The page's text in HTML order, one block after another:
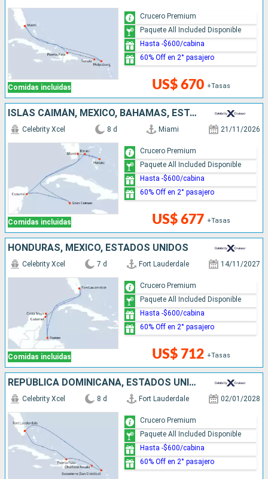
Comidas incluidas US$ 670 +Tasas
Crucero Premium
Paquete All Included Disponible
Hasta -$600/cabina
60% Off en 2° pasajero
ISLAS CAIMÁN, MÉXICO, BAHAMAS, ESTADOS UNIDOS
Comidas incluidas
Celebrity Xcel 8 d Miami 21/11/2026
US$ 677 +Tasas
Crucero Premium
Paquete All Included Disponible
Hasta -$600/cabina
60% Off en 2° pasajero
HONDURAS, MÉXICO, ESTADOS UNIDOS
Comidas incluidas
Celebrity Xcel 7 d Fort Lauderdale 14/11/2027
US$ 712 +Tasas
Crucero Premium
Paquete All Included Disponible
Hasta -$600/cabina
60% Off en 2° pasajero
REPÚBLICA DOMINICANA, ESTADOS UNIDOS
Celebrity Xcel 8 d Fort Lauderdale 02/01/2028
Crucero Premium
Paquete All Included Disponible
Hasta -$600/cabina
60% Off en 2° pasajero